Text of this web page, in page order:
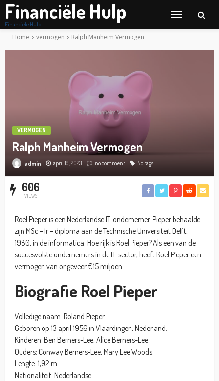
Financiële Hulp
Financiële Hulp
Home vermogen Ralph Manheim Vermogen
VERMOGEN
Ralph Manheim Vermogen
admin april 19, 2023 no comment No tags
606
VIEWS
Roel Pieper is een Nederlandse IT-ondernemer. Pieper behaalde
zijn MSc – Ir – diploma aan de Technische Universiteit Delft,
1980, in de informatica. Hoe rijk is Roel Pieper? Als een van de
succesvolste ondernemers in de IT-sector, heeft Roel Pieper een
vermogen van ongeveer €15 miljoen.
Biografie Roel Pieper
Volledige naam: Roland Pieper.
Geboren op 13 april 1956 in Vlaardingen, Nederland.
Kinderen: Ben Berners-Lee, Alice Berners-Lee.
Ouders: Conway Berners-Lee, Mary Lee Woods.
Lengte: 1,92 m.
Nationaliteit: Nederlandse.